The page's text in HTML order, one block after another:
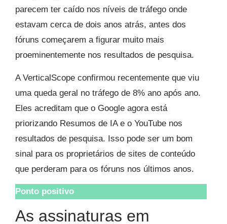
parecem ter caído nos níveis de tráfego onde
estavam cerca de dois anos atrás, antes dos
fóruns começarem a figurar muito mais
proeminentemente nos resultados de pesquisa.
A VerticalScope confirmou recentemente que viu
uma queda geral no tráfego de 8% ano após ano.
Eles acreditam que o Google agora está
priorizando Resumos de IA e o YouTube nos
resultados de pesquisa. Isso pode ser um bom
sinal para os proprietários de sites de conteúdo
que perderam para os fóruns nos últimos anos.
Ponto positivo
As assinaturas em